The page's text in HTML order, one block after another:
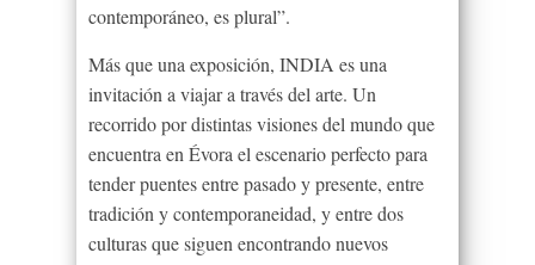
contemporáneo, es plural”.
Más que una exposición, INDIA es una
invitación a viajar a través del arte. Un
recorrido por distintas visiones del mundo que
encuentra en Évora el escenario perfecto para
tender puentes entre pasado y presente, entre
tradición y contemporaneidad, y entre dos
culturas que siguen encontrando nuevos